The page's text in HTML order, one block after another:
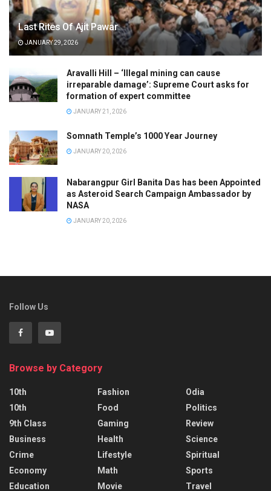
Last Rites Of Ajit Pawar
JANUARY 29, 2026
Aravalli Hill – ‘Illegal mining can cause
irreparable damage’: Supreme Court asks for
formation of expert committee
JANUARY 21, 2026
Somnath Temple’s 1000 Year Journey
JANUARY 20, 2026
Nabarangpur Girl Banita Das has been Appointed
as Asteroid Search Campaign Ambassador by
NASA
JANUARY 20, 2026
Follow Us
Browse by Category
10th
10th
9th Class
Business
Crime
Economy
Education
Fashion
Food
Gaming
Health
Lifestyle
Math
Movie
Odia
Politics
Review
Science
Spiritual
Sports
Travel